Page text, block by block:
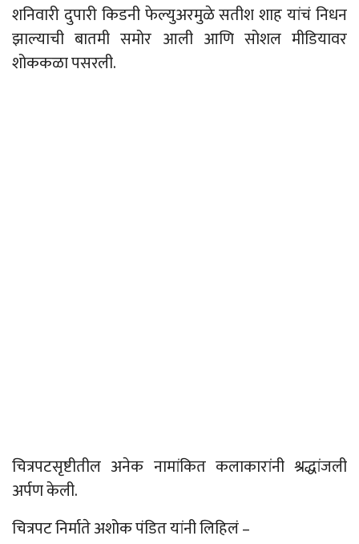
शनिवारी दुपारी किडनी फेल्युअरमुळे सतीश शाह यांचं निधन
झाल्याची बातमी समोर आली आणि सोशल मीडियावर
शोककळा पसरली.
चित्रपटसृष्टीतील अनेक नामांकित कलाकारांनी श्रद्धांजली
अर्पण केली.
चित्रपट निर्माते अशोक पंडित यांनी लिहिलं–